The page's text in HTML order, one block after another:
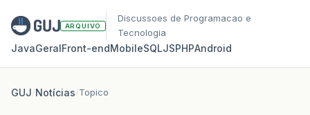
ARQUIVO
Discussoes de Programacao e
Tecnologia
JavaGeralFront‑endMobileSQLJSPHPAndroid
GUJ/Notícias/Topico